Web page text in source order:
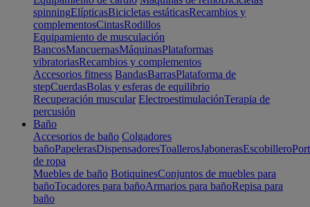
spinningElípticasBicicletas estáticasRecambios y
complementosCintasRodillos
Equipamiento de musculación
BancosMancuernasMáquinasPlataformas
vibratoriasRecambios y complementos
Accesorios fitness BandasBarrasPlataforma de
stepCuerdasBolas y esferas de equilibrio
Recuperación muscular ElectroestimulaciónTerapia de
percusión
Baño
Accesorios de baño Colgadores
bañoPapelerasDispensadoresToallerosJabonerasEscobillero
de ropa
Muebles de baño BotiquinesConjuntos de muebles para
bañoTocadores para bañoArmarios para bañoRepisa para
baño